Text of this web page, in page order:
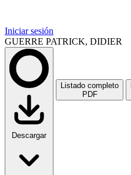
Iniciar sesión
GUERRE PATRICK, DIDIER
Descargar
Listado completo
PDF